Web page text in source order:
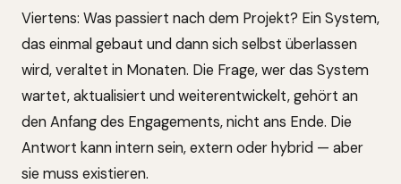
Viertens: Was passiert nach dem Projekt? Ein System,
das einmal gebaut und dann sich selbst überlassen
wird, veraltet in Monaten. Die Frage, wer das System
wartet, aktualisiert und weiterentwickelt, gehört an
den Anfang des Engagements, nicht ans Ende. Die
Antwort kann intern sein, extern oder hybrid — aber
sie muss existieren.